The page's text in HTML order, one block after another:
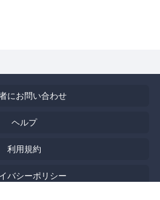
にお問い合わせ
ヘルプ
利用規約
バシーポリシー